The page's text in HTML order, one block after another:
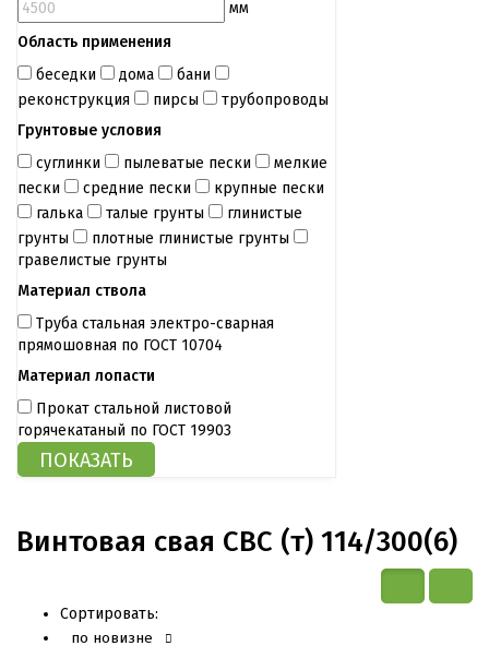
мм
Область применения
беседки
дома
бани
реконструкция
пирсы
трубопроводы
Грунтовые условия
суглинки
пылеватые пески
мелкие
пески
средние пески
крупные пески
галька
талые грунты
глинистые
грунты
плотные глинистые грунты
гравелистые грунты
Материал ствола
Труба стальная электро-сварная
прямошовная по ГОСТ 10704
Материал лопасти
Прокат стальной листовой
горячекатаный по ГОСТ 19903
Винтовая свая СВС (т) 114/300(6)
Сортировать:
по новизне